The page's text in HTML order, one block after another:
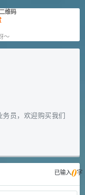
维码
～
员，欢迎购买我们
已输入0字